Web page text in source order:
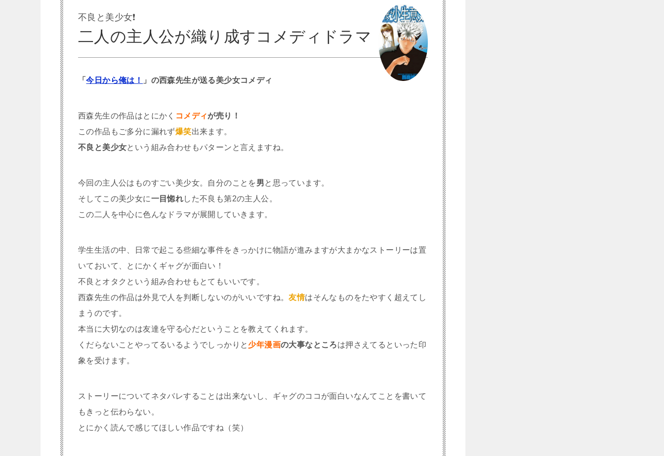
不良と美少女❗
二人の主人公が織り成すコメディドラマ
「今日から俺は！ 」の西森先生が送る美少女コメディ
西森先生の作品はとにかく コメディが売り！
この作品もご多分に漏れず爆笑出来ます。
不良と美少女という組み合わせもパターンと言えますね。
今回の主人公はものすごい美少女。自分のことを男と思っています。
そしてこの美少女に一目惚れした不良も第2の主人公。
この二人を中心に色んなドラマが展開していきます。
学生生活の中、日常で起こる些細な事件をきっかけに物語が進みますが大まかなストーリーは置
いておいて、とにかくギャグが面白い！
不良とオタクという組み合わせもとてもいいです。
西森先生の作品は外見で人を判断しないのがいいですね。友情はそんなものをたやすく超えてし
まうのです。
本当に大切なのは友達を守る心だということを教えてくれます。
くだらないことやってるいるようでしっかりと少年漫画の大事なところは押さえてるといった印
象を受けます。
ストーリーについてネタバレすることは出来ないし、ギャグのココが面白いなんてことを書いて
もきっと伝わらない。
とにかく読んで感じてほしい作品ですね（笑）